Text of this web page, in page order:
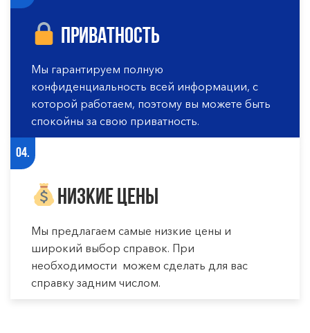
Приватность
Мы гарантируем полную
конфиденциальность всей информации, с
которой работаем, поэтому вы можете быть
спокойны за свою приватность.
04.
Низкие цены
Мы предлагаем самые низкие цены и
широкий выбор справок. При
необходимости можем сделать для вас
справку задним числом.